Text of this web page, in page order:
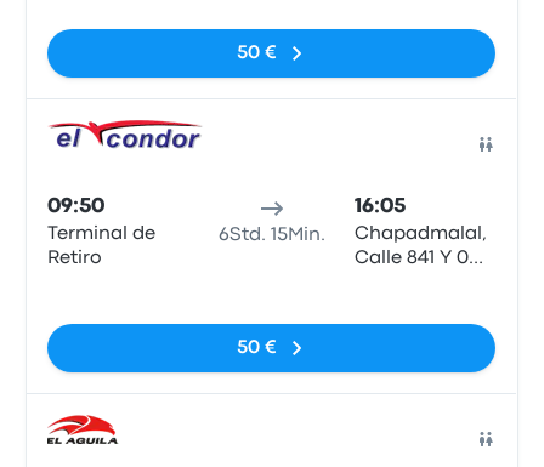
50 €
09:50
Terminal de
Retiro
6Std. 15Min.
16:05
Chapadmalal,
Calle 841 Y 0
50 €